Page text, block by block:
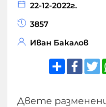
22-12-2022г.
3857
Иван Бакалов
Share
Двете